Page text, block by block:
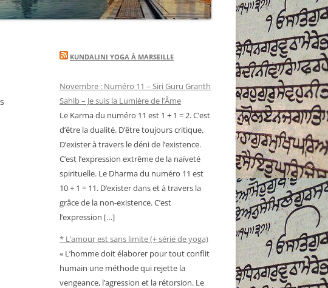
KUNDALINI YOGA À MARSEILLE
Novembre : Numéro 11 – Siri Guru Granth
Sahib – Je suis la Lumière de l’Âme
Le Karma du numéro 11 est 1 + 1 = 2. C’est
d’être la dualité. D’être toujours critique.
D’exister à travers le déni de l’existence.
C’est l’expression extrême de la naïveté
spirituelle. Le Dharma du numéro 11 est
10 + 1 = 11. D’exister dans et à travers la
grâce de la non-existence. C’est
l’expression […]
* L’amour est sans limite (+ série de yoga)
« L’homme doit élaborer pour tout conflit
humain une méthode qui rejette la
vengeance, l’agression et la rétorsion. Le